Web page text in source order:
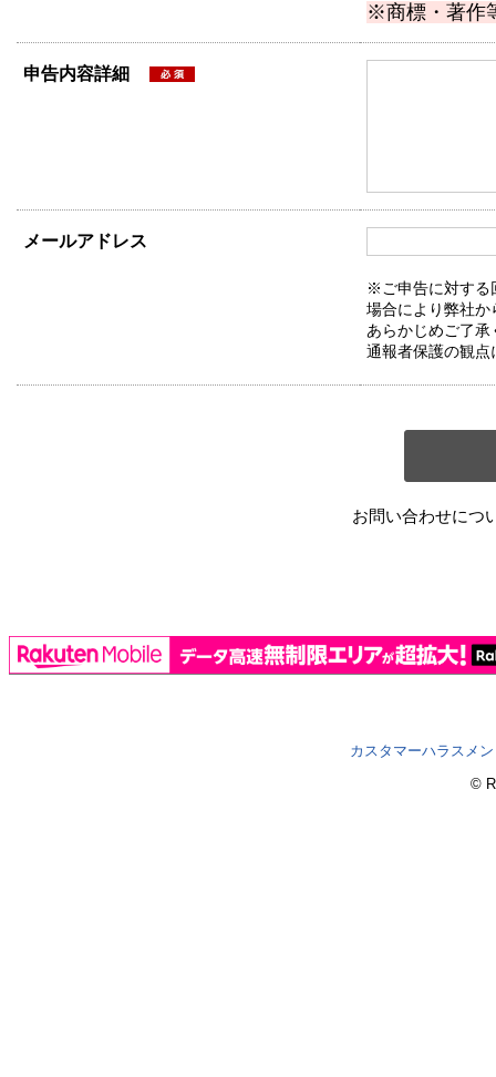
※商標・著作
申告内容詳細
メールアドレス
※ご申告に対する
場合により弊社か
あらかじめご了承
通報者保護の観点
お問い合わせにつ
カスタマーハラスメ
©